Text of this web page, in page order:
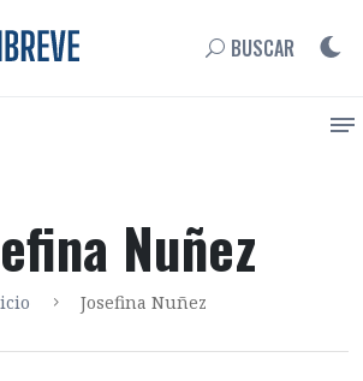
BUSCAR
Nuñez
Josefina Nuñez